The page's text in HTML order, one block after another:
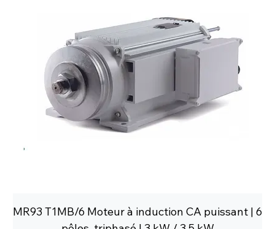
MR93 T1MB/6 Moteur à induction CA puissant | 6